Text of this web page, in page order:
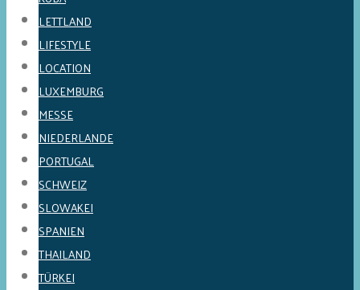
LETTLAND
LIFESTYLE
LOCATION
LUXEMBURG
MESSE
NIEDERLANDE
PORTUGAL
SCHWEIZ
SLOWAKEI
SPANIEN
THAILAND
TÜRKEI